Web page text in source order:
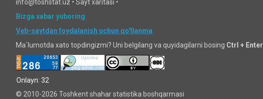
info@toshstat.uz • Sayt xaritasi •
Bizga xabar yuboring
Veb-saytdan foydalanish uchun qo'llanma
Ma`lumotda xato topdingizmi? Uni belgilang va quyidagilarni bosing Ctrl + Enter
Onlayn: 32
© 2010-2026 Toshkent shahar statistika boshqarmasi